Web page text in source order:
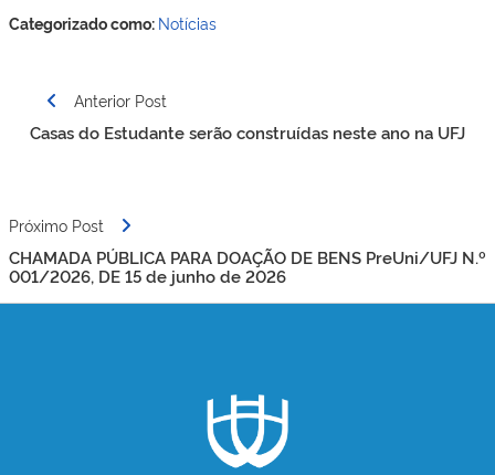
Categorizado como: Notícias
Navegação
de
Anterior Post
Casas do Estudante serão construídas neste ano na UFJ
Próximo Post
CHAMADA PÚBLICA PARA DOAÇÃO DE BENS PreUni/UFJ N.º
001/2026, DE 15 de junho de 2026